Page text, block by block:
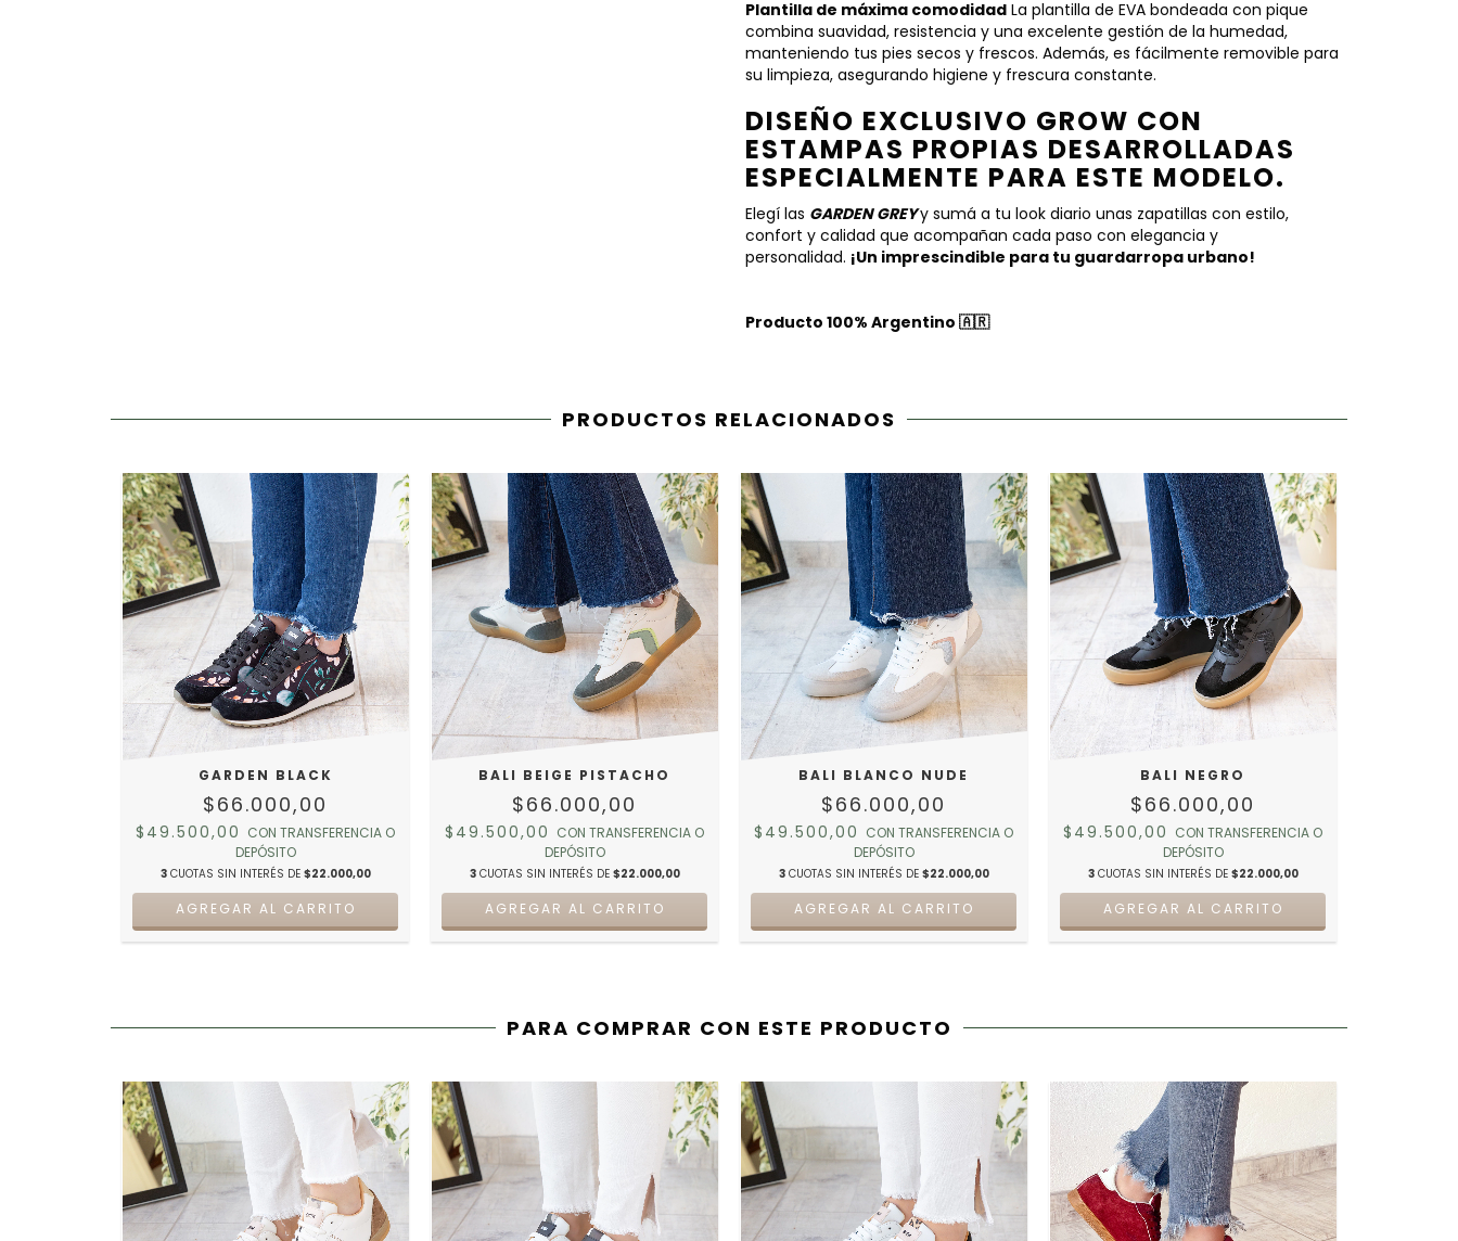
Plantilla de máxima comodidad La plantilla de EVA bondeada con pique
combina suavidad, resistencia y una excelente gestión de la humedad,
manteniendo tus pies secos y frescos. Además, es fácilmente removible para
su limpieza, asegurando higiene y frescura constante.
DISEÑO EXCLUSIVO GROW CON
ESTAMPAS PROPIAS DESARROLLADAS
ESPECIALMENTE PARA ESTE MODELO.
Elegí las GARDEN GREYy sumá a tu look diario unas zapatillas con estilo,
confort y calidad que acompañan cada paso con elegancia y
personalidad. ¡Un imprescindible para tu guardarropa urbano!
Producto 100% Argentino 🇦🇷
PRODUCTOS RELACIONADOS
GARDEN BLACK
$66.000,00
$49.500,00 CON TRANSFERENCIA O
DEPÓSITO
3 CUOTAS SIN INTERÉS DE $22.000,00
AGREGAR AL CARRITO
BALI BEIGE PISTACHO
$66.000,00
$49.500,00 CON TRANSFERENCIA O
DEPÓSITO
3 CUOTAS SIN INTERÉS DE $22.000,00
AGREGAR AL CARRITO
BALI BLANCO NUDE
$66.000,00
$49.500,00 CON TRANSFERENCIA O
DEPÓSITO
3 CUOTAS SIN INTERÉS DE $22.000,00
AGREGAR AL CARRITO
BALI NEGRO
$66.000,00
$49.500,00 CON TRANSFERENCIA O
DEPÓSITO
3 CUOTAS SIN INTERÉS DE $22.000,00
AGREGAR AL CARRITO
PARA COMPRAR CON ESTE PRODUCTO